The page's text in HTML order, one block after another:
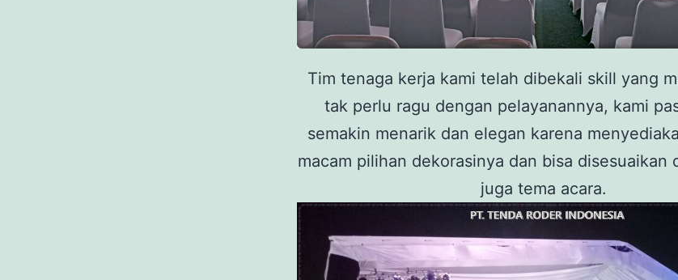
Tim tenaga kerja kami telah dibekali skill yang
tak perlu ragu dengan pelayanannya, kami
semakin menarik dan elegan karena
macam pilihan dekorasinya dan bisa disesuaikan
juga tema acara.